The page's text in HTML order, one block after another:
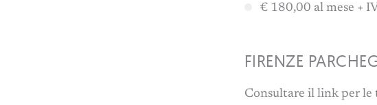
€ 180,00 al mese +
FIRENZE
Consultare il link per le